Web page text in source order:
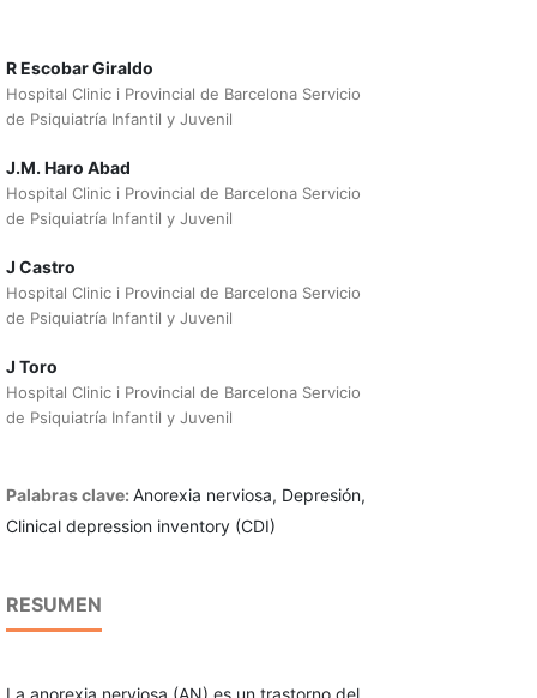
R Escobar Giraldo
Hospital Clinic i Provincial de Barcelona Servicio
de Psiquiatría Infantil y Juvenil
J.M. Haro Abad
Hospital Clinic i Provincial de Barcelona Servicio
de Psiquiatría Infantil y Juvenil
J Castro
Hospital Clinic i Provincial de Barcelona Servicio
de Psiquiatría Infantil y Juvenil
J Toro
Hospital Clinic i Provincial de Barcelona Servicio
de Psiquiatría Infantil y Juvenil
Palabras clave: Anorexia nerviosa, Depresión,
Clinical depression inventory (CDI)
RESUMEN